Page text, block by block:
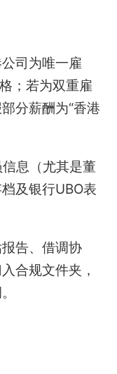
公司为唯一雇
；若为双重雇
分薪酬为“香港
信息（尤其是董
及银行UBO表
告、借调协
合规文件夹，